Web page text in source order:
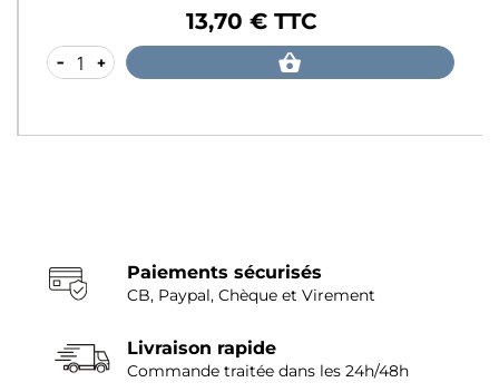
13,70 € TTC
- +
Paiements sécurisés
CB, Paypal, Chèque et Virement
Livraison rapide
Commande traitée dans les 24h/48h